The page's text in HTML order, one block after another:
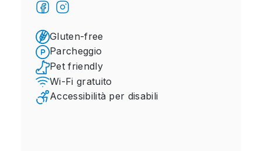
Gluten-free
Parcheggio
Pet friendly
Wi-Fi gratuito
Accessibilità per disabili